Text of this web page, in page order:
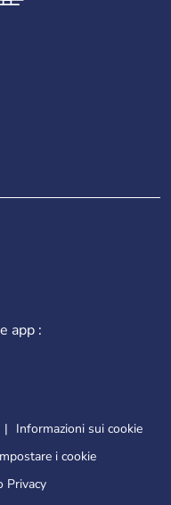
app :
Informazioni sui cookie
i cookie
Privacy